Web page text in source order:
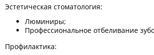
Эстетическая стоматология:
Люминиры;
Профессиональное отбеливание
Профилактика: